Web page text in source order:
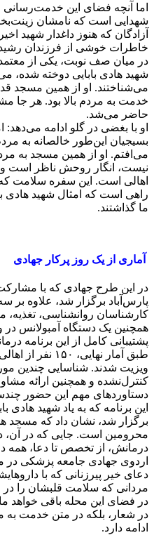
اما آنچه فضای این خدمت‌رسانی
شهدایی است که نامشان
آزادگان که هنوز داغدار شهید
خاطرات خوشی از فرزندان
در میان صف نوبت، یکی از
شهید هادی بابایی دوخته شده،
می‌شناختند. او از همین مسجد
خدمت به مردم بالا بود. هر جا
حاضر می‌شد.
او با بغضی در گلو ادامه
بسیجیان این‌طور خالصانه به
می‌افتم. او از همین مسجد به
نیست، انگار روحش ناظر است
اهالی است. این سفره سلامت
راهی است که امثال شهید هادی
ما گذاشتند.
آماری از یک روز پرکار جهادی
در این طرح جهادی که با
پارس‌آباد برگزار شد، علاوه
کارشناسان روانشناسی، تغذیه،
همچنین یک دستگاه آمبولانس
پشتیبانی کامل از این برنامه
طبق آمار
ویزیت شدند. شناسایی چندین
کنترل‌نشده و همچنین ارائه
دستاوردهای مهم این حضور
این برنامه که به یاد شهید هادی
برگزار شد، نشان داد که
محرومین است. جایی که در آن،
درمانش، از تخصص تا دعا، همه
اردوی جهادی جامعه پزشکی در
دعای خیر پیرزنانی که با
مردانی که سلامت قلبشان را در
در فضای این محله باقی خواهد
در شعار، بلکه در متن خدمت
ادامه دارد.